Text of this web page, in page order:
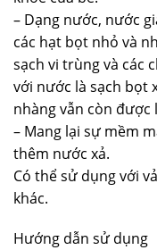
– Dạng nước, nước
các hạt bọt nhỏ và
sạch vi trùng và các
với nước là sạch bọt
nhàng vẫn còn được
– Mang lại sự mềm
thêm nước xả.
Có thể sử dụng với
khác.
Hướng dẫn sử dụng